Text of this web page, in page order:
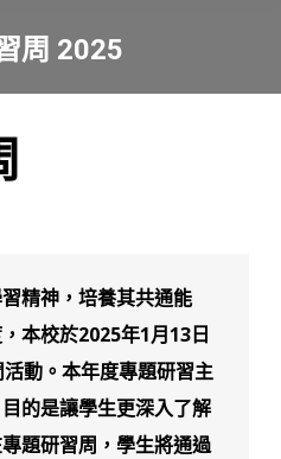
周 2025
You are here:
精神，培養其共通能
本校於2025年1月13日
動。本年度專題研習主
的是讓學生更深入了解
題研習周，學生將通過